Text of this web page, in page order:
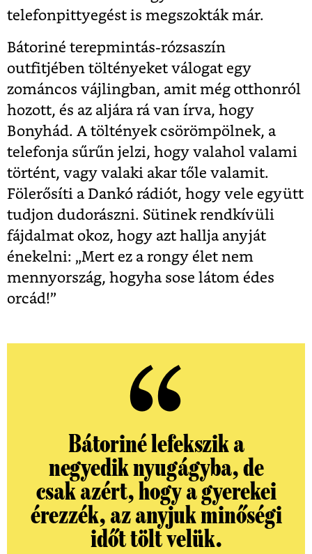
telefonpittyegést is megszokták már.
Bátoriné terepmintás-rózsaszín
outfitjében töltényeket válogat egy
zománcos vájlingban, amit még otthonról
hozott, és az aljára rá van írva, hogy
Bonyhád. A töltények csörömpölnek, a
telefonja sűrűn jelzi, hogy valahol valami
történt, vagy valaki akar tőle valamit.
Fölerősíti a Dankó rádiót, hogy vele együtt
tudjon dudorászni. Sütinek rendkívüli
fájdalmat okoz, hogy azt hallja anyját
énekelni: „Mert ez a rongy élet nem
mennyország, hogyha sose látom édes
orcád!”
Bátoriné lefekszik a
negyedik nyugágyba, de
csak azért, hogy a gyerekei
érezzék, az anyjuk minőségi
időt tölt velük.